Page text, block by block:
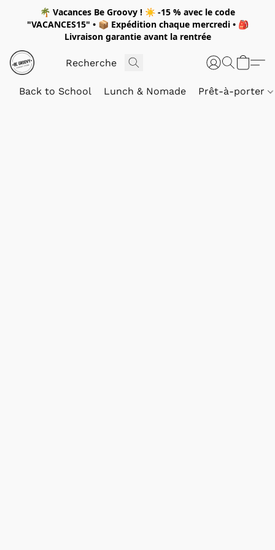
🌴 Vacances Be Groovy ! ☀️ -15 % avec le code
"VACANCES15" • 📦 Expédition chaque mercredi• 🎒
Livraison garantie avant la rentrée
Back to School Lunch & Nomade Prêt-à-porter